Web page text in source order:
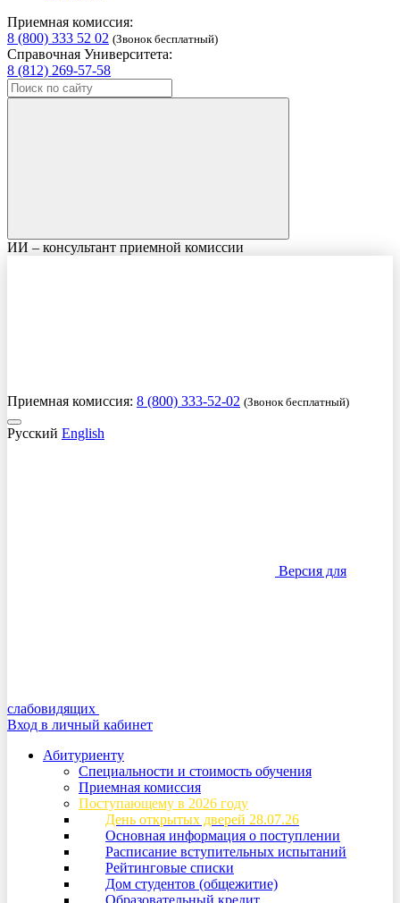
Приемная комиссия:
8 (800) 333 52 02 (Звонок бесплатный)
Справочная Университета:
8 (812) 269-57-58
ИИ – консультант приемной комиссии
Приемная комиссия: 8 (800) 333-52-02 (Звонок бесплатный)
Русский English
Версия для
слабовидящих
Вход в личный кабинет
Абитуриенту
Специальности и стоимость обучения
Приемная комиссия
Поступающему в 2026 году
День открытых дверей 28.07.26
Основная информация о поступлении
Расписание вступительных испытаний
Рейтинговые списки
Дом студентов (общежитие)
Образовательный кредит